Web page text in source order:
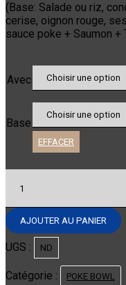
(Base: Salade ou riz,
cerise, oignon rouge,
sauce poke + Saumon +
Avec
Base
EFFACER
BOWL
-
MIX
BOWL
AJOUTER AU PANIER
UGS : ND
Catégorie : POKE BOWL